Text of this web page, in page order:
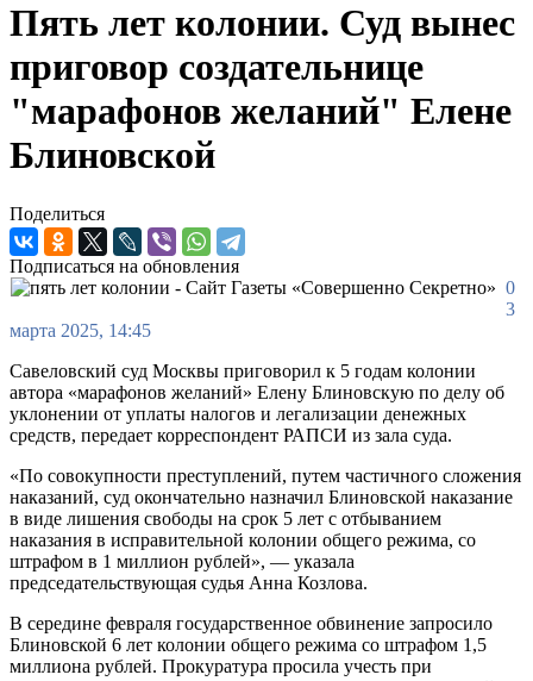
Пять лет колонии. Суд вынес
приговор создательнице
"марафонов желаний" Елене
Блиновской
Поделиться
Подписаться на обновления
0
3
марта 2025, 14:45
Савеловский суд Москвы приговорил к 5 годам колонии
автора «марафонов желаний» Елену Блиновскую по делу об
уклонении от уплаты налогов и легализации денежных
средств, передает корреспондент РАПСИ из зала суда.
«По совокупности преступлений, путем частичного сложения
наказаний, суд окончательно назначил Блиновской наказание
в виде лишения свободы на срок 5 лет с отбыванием
наказания в исправительной колонии общего режима, со
штрафом в 1 миллион рублей», — указала
председательствующая судья Анна Козлова.
В середине февраля государственное обвинение запросило
Блиновской 6 лет колонии общего режима со штрафом 1,5
миллиона рублей. Прокуратура просила учесть при